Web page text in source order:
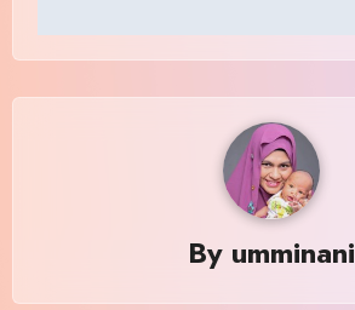
By umminani